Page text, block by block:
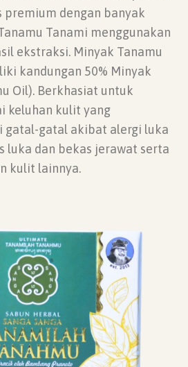
dengan banyak
Tanami menggunakan
ekstraksi. Minyak Tanamu
kandungan 50% Minyak
Oil). Berkhasiat untuk
keluhan kulit yang
gatal-gatal akibat alergi luka
luka dan bekas jerawat serta
kulit lainnya.